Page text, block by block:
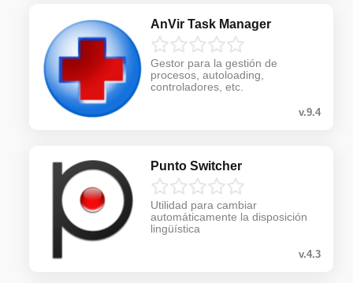
AnVir Task Manager
Gestor para la gestión de
procesos, autoloading,
controladores, etc.
v.9.4
Punto Switcher
Utilidad para cambiar
automáticamente la disposición
lingüística
v.4.3